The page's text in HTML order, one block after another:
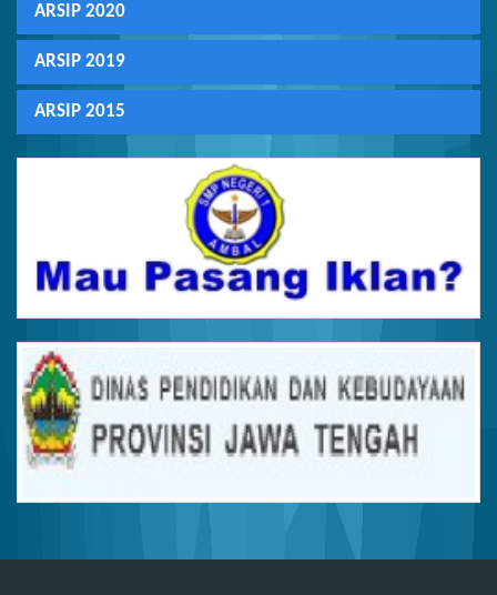
ARSIP 2020
ARSIP 2019
ARSIP 2015